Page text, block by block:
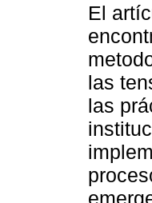
El
las
las